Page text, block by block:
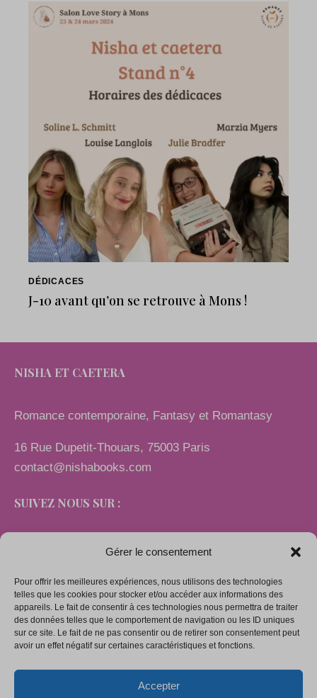
Gérer le consentement
Pour offrir les meilleures expériences, nous utilisons des technologies
telles que les cookies pour stocker et/ou accéder aux informations des
appareils. Le fait de consentir à ces technologies nous permettra de traiter
des données telles que le comportement de navigation ou les ID uniques
sur ce site. Le fait de ne pas consentir ou de retirer son consentement peut
avoir un effet négatif sur certaines caractéristiques et fonctions.
Accepter
DÉDICACES
J-10 avant qu’on se retrouve à Mons !
NISHA ET CAETERA
Romance contemporaine, Fantasy et Romantasy
16 Rue Dupetit-Thouars, 75003 Paris
contact@nishabooks.com
SUIVEZ NOUS SUR :
LIENS
Mentions légales
Politique de confidentialité